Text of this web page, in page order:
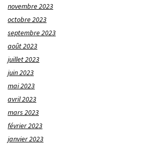
novembre 2023
octobre 2023
septembre 2023
août 2023
juillet 2023
juin 2023
mai 2023
avril 2023
mars 2023
février 2023
janvier 2023